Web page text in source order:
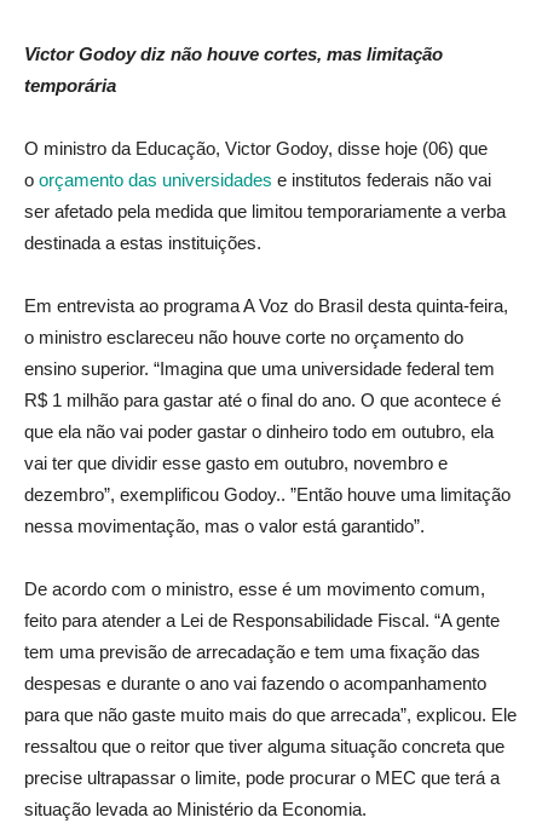
Victor Godoy diz não houve cortes, mas limitação
temporária
O ministro da Educação, Victor Godoy, disse hoje (06) que
o orçamento das universidades e institutos federais não vai
ser afetado pela medida que limitou temporariamente a verba
destinada a estas instituições.
Em entrevista ao programa A Voz do Brasil desta quinta-feira,
o ministro esclareceu não houve corte no orçamento do
ensino superior. “Imagina que uma universidade federal tem
R$ 1 milhão para gastar até o final do ano. O que acontece é
que ela não vai poder gastar o dinheiro todo em outubro, ela
vai ter que dividir esse gasto em outubro, novembro e
dezembro”, exemplificou Godoy.. ”Então houve uma limitação
nessa movimentação, mas o valor está garantido”.
De acordo com o ministro, esse é um movimento comum,
feito para atender a Lei de Responsabilidade Fiscal. “A gente
tem uma previsão de arrecadação e tem uma fixação das
despesas e durante o ano vai fazendo o acompanhamento
para que não gaste muito mais do que arrecada”, explicou. Ele
ressaltou que o reitor que tiver alguma situação concreta que
precise ultrapassar o limite, pode procurar o MEC que terá a
situação levada ao Ministério da Economia.